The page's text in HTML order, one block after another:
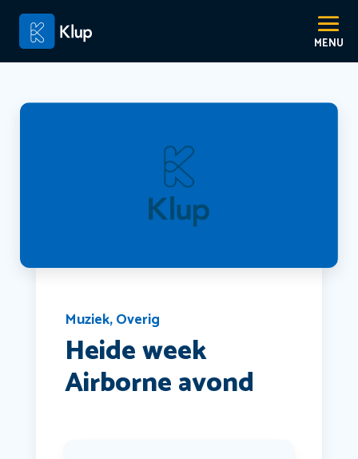
Muziek,Overig
Heide week
Airborne avond